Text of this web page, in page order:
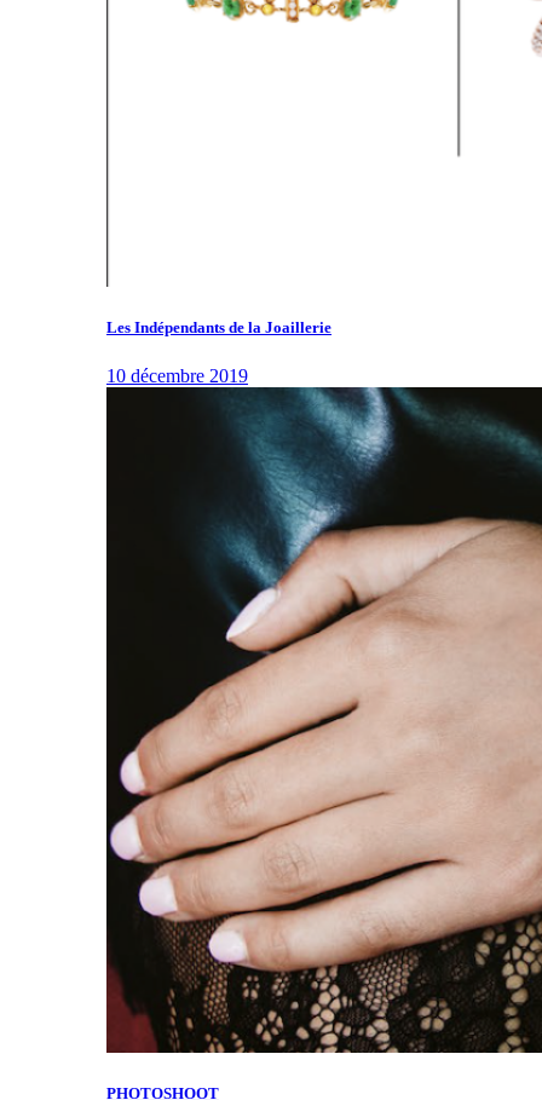
Les Indépendants de la Joaillerie
10 décembre 2019
PHOTOSHOOT